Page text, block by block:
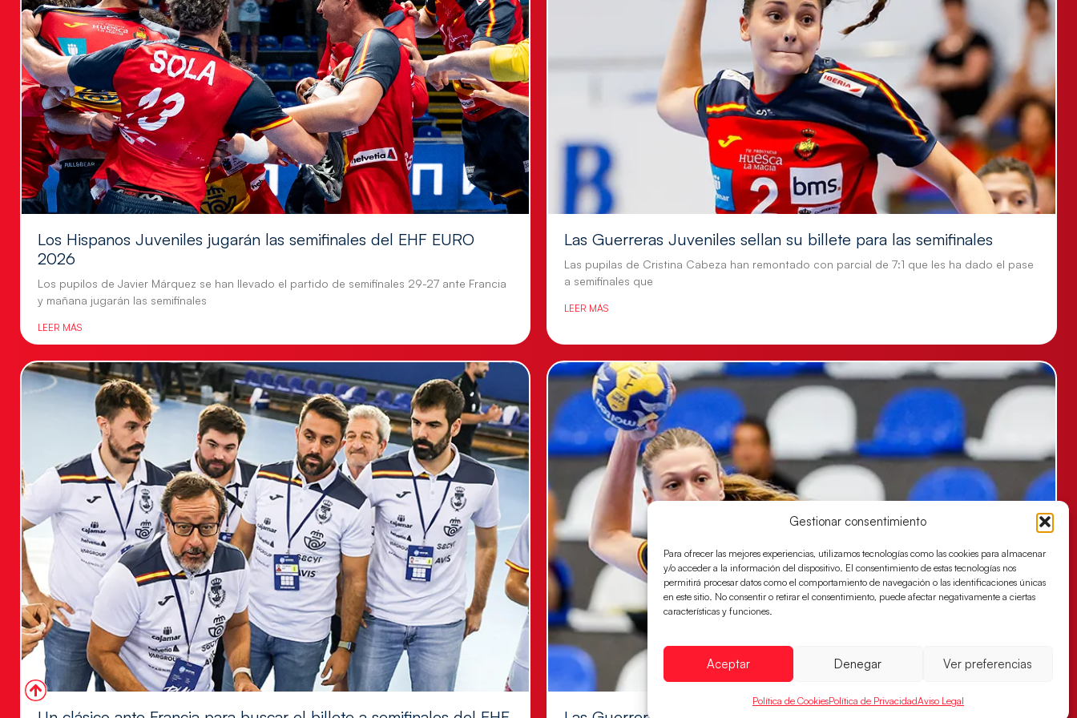
Gestionar consentimiento
Para ofrecer las mejores experiencias, utilizamos tecnologías como las cookies para almacenar
y/o acceder a la información del dispositivo. El consentimiento de estas tecnologías nos
permitirá procesar datos como el comportamiento de navegación o las identificaciones únicas
en este sitio. No consentir o retirar el consentimiento, puede afectar negativamente a ciertas
características y funciones.
Aceptar Denegar Ver preferencias
Política de CookiesPolítica de PrivacidadAviso Legal
Los Hispanos Juveniles jugarán las semifinales del EHF EURO
2026
Los pupilos de Javier Márquez se han llevado el partido de semifinales 29-27 ante Francia
y mañana jugarán las semifinales
LEER MÁS
Las Guerreras Juveniles sellan su billete para las semifinales
Las pupilas de Cristina Cabeza han remontado con parcial de 7:1 que les ha dado el pase
a semifinales que
LEER MÁS